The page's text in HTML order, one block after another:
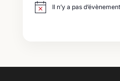
Il n’y a pas